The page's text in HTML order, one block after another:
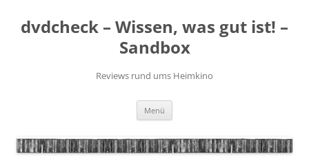
springen
dvdcheck – Wissen, was gut ist! –
Sandbox
Reviews rund ums Heimkino
Menü